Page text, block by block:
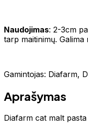
Naudojimas: 2-3cm
tarp maitinimų. Galima
Gamintojas: Diafarm,
Aprašymas
Diafarm cat malt